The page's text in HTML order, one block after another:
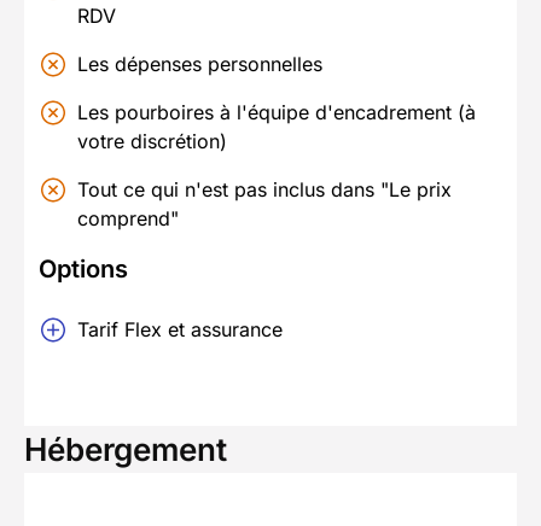
RDV
Les dépenses personnelles
Les pourboires à l'équipe d'encadrement (à
votre discrétion)
Tout ce qui n'est pas inclus dans "Le prix
comprend"
Options
Tarif Flex et assurance
Hébergement